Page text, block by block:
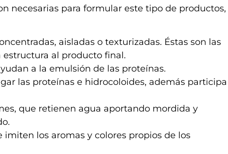
necesarias para formular este tipo de productos,
aisladas o texturizadas. Éstas son las
al producto final.
a la emulsión de las proteínas.
las proteínas e hidrocoloides, además participa
que retienen agua aportando mordida y
imiten los aromas y colores propios de los